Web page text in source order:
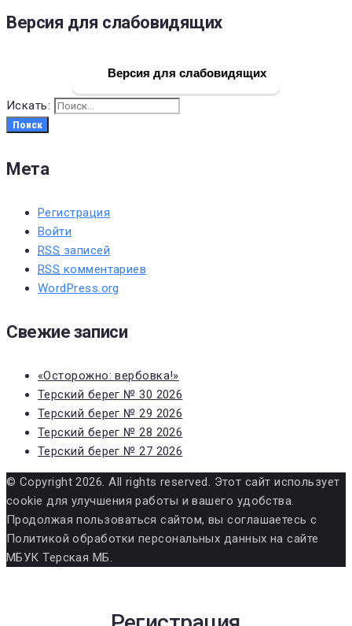
Версия для слабовидящих
Версия для слабовидящих
Искать:
Поиск
Мета
Регистрация
Войти
RSS записей
RSS комментариев
WordPress.org
Свежие записи
«Осторожно: вербовка!»
Терский берег № 30 2026
Терский берег № 29 2026
Терский берег № 28 2026
Терский берег № 27 2026
© Copyright 2026. All rights reserved. Этот сайт использует
cookie для улучшения работы и вашего удобства.
Продолжая пользоваться сайтом, вы соглашаетесь с
Политикой обработки персональных данных на сайте
МБУК Терская МБ.